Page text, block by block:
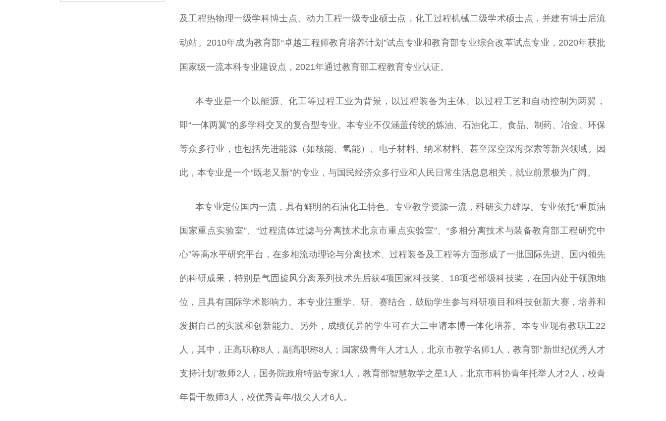
及工程热物理一级学科博士点、动力工程一级专业硕士点，化工过程机械二级学术硕士点，并建有博士后流
动站。2010年成为教育部“卓越工程师教育培养计划”试点专业和教育部专业综合改革试点专业，2020年获批
国家级一流本科专业建设点，2021年通过教育部工程教育专业认证。
本专业是一个以能源、化工等过程工业为背景，以过程装备为主体、以过程工艺和自动控制为两翼，
即“一体两翼”的多学科交叉的复合型专业。本专业不仅涵盖传统的炼油、石油化工、食品、制药、冶金、环保
等众多行业，也包括先进能源（如核能、氢能）、电子材料、纳米材料、甚至深空深海探索等新兴领域。因
此，本专业是一个“既老又新”的专业，与国民经济众多行业和人民日常生活息息相关，就业前景极为广阔。
本专业定位国内一流，具有鲜明的石油化工特色。专业教学资源一流，科研实力雄厚。专业依托“重质油
国家重点实验室”、“过程流体过滤与分离技术北京市重点实验室”、“多相分离技术与装备教育部工程研究中
心”等高水平研究平台，在多相流动理论与分离技术、过程装备及工程等方面形成了一批国际先进、国内领先
的科研成果，特别是气固旋风分离系列技术先后获4项国家科技奖、18项省部级科技奖，在国内处于领跑地
位，且具有国际学术影响力。本专业注重学、研、赛结合，鼓励学生参与科研项目和科技创新大赛，培养和
发掘自己的实践和创新能力。另外，成绩优异的学生可在大二申请本博一体化培养。本专业现有教职工22
人，其中，正高职称8人，副高职称8人；国家级青年人才1人，北京市教学名师1人，教育部“新世纪优秀人才
支持计划”教师2人，国务院政府特贴专家1人，教育部智慧教学之星1人，北京市科协青年托举人才2人，校青
年骨干教师3人，校优秀青年/拔尖人才6人。